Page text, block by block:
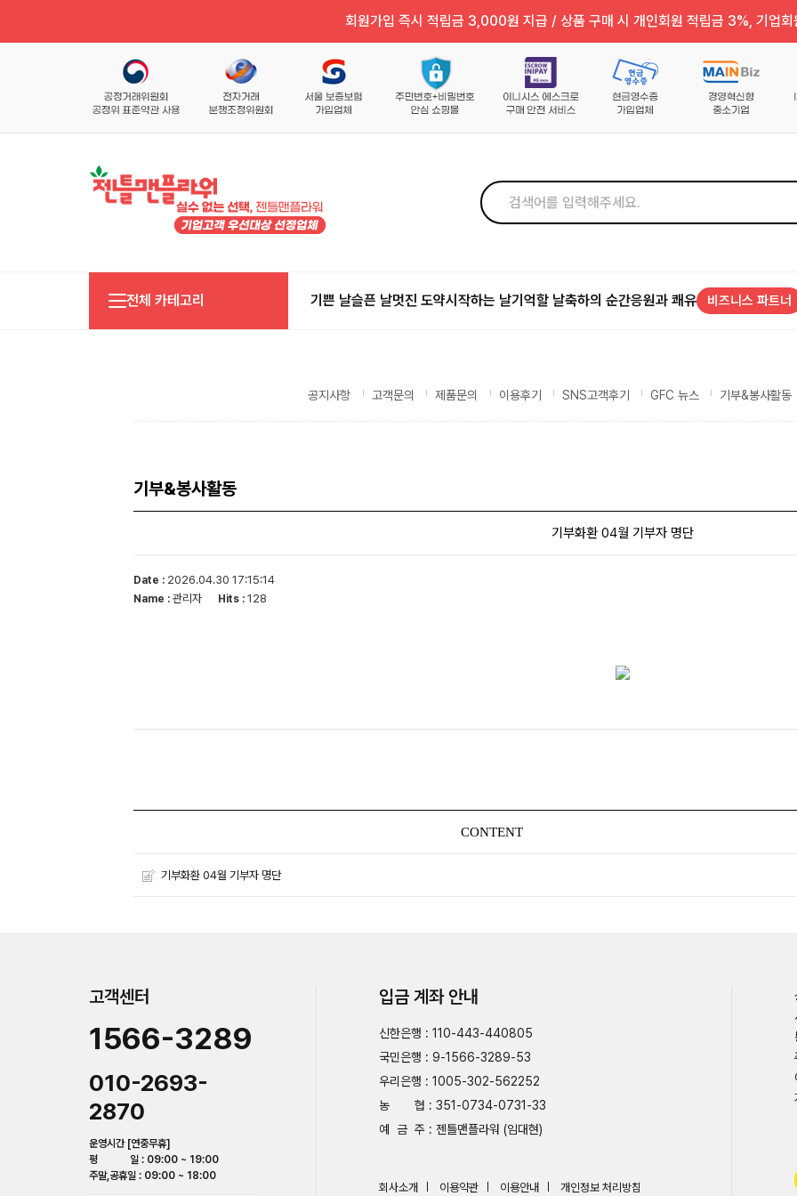
회원가입 즉시 적립금 3,000원 지급 / 상품 구매 시 개인회원 적립금 3%, 기업
전체 카테고리 기쁜 날슬픈 날멋진 도약시작하는 날기억할 날축하의 순간응원과 쾌유 비즈니스 파트너
공지사항 고객문의 제품문의 이용후기 SNS고객후기 GFC 뉴스 기부&봉사활동
기부&봉사활동
기부화환 04월 기부자 명단
Date : 2026.04.30 17:15:14
Name : 관리자 Hits : 128
CONTENT
기부화환 04월 기부자 명단
고객센터
1566-3289
010-2693-
2870
운영시간 [연중무휴]
평 일 : 09:00 ~ 19:00
주말,공휴일 : 09:00 ~ 18:00
입금 계좌 안내
신한은행 : 110-443-440805
국민은행 : 9-1566-3289-53
우리은행 : 1005-302-562252
농 협 : 351-0734-0731-33
예 금 주 : 젠틀맨플라워 (임대현)
회사소개 이용약관 이용안내 개인정보 처리방침